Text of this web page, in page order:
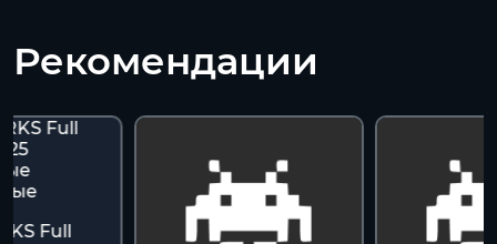
Рекомендации
Full